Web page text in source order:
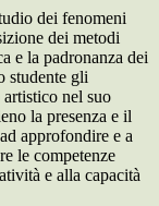
dei fenomeni
dei metodi
e la padronanza dei
studente gli
nel suo
la presenza e il
approfondire e a
le competenze
e alla capacità